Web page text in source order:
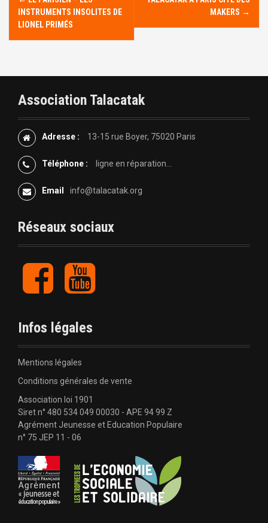
v
i
g
a
o
n
d
a
INSTRUMENTS INSOLITES DE
LIONEL PRIMÉS
MAKERS →
Association Talacatak
Adresse : 13-15 rue Boyer, 75020 Paris
Téléphone : ligne en réparation...
Email info@talacatak.org
Réseaux sociaux
F
c
o
Y
u
Infos légales
Mentions légales
Conditions générales de vente
Association loi 1901
Siret n° 480 534 049 00030 - APE 94 99 Z
Agrément Jeunesse et Education Populaire
n° 75 JEP 11 - 06